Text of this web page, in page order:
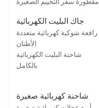
جاك البليت الكهربائية
رافعة شوكية كهربائية متعددة
الأطنان
شاحنة البليت الكهربائية
بالكامل
شاحنة كهربائية صغيرة